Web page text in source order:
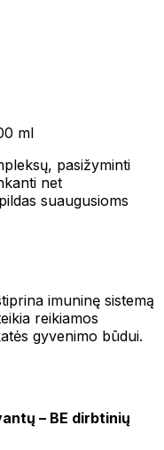
ml
pasižyminti
net
suaugusioms
imuninę sistemą
reikiamos
gyvenimo būdui.
– BE dirbtinių